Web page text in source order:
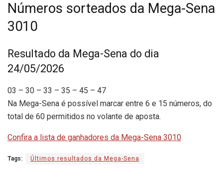
Números sorteados da Mega-Sena
3010
Resultado da Mega-Sena do dia
24/05/2026
03 – 30 – 33 – 35 – 45 – 47
Na Mega-Sena é possível marcar entre 6 e 15 números, do
total de 60 permitidos no volante de aposta.
Confira a lista de ganhadores da Mega-Sena 3010
Tags: Últimos resultados da Mega-Sena